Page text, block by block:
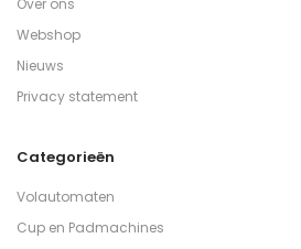
Over ons
Webshop
Nieuws
Privacy statement
Categorieën
Volautomaten
Cup en Padmachines